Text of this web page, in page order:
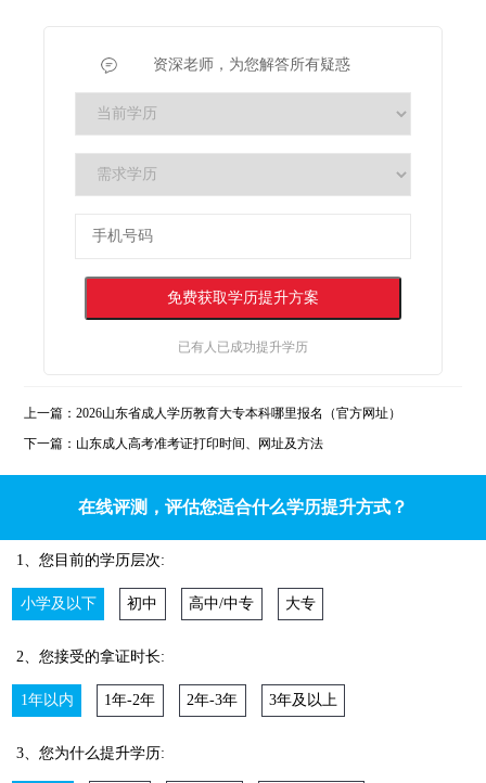
资深老师，为您解答所有疑惑
已有 人已成功提升学历
上一篇： 2026山东省成人学历教育大专本科哪里报名（官方网址）
下一篇： 山东成人高考准考证打印时间、网址及方法
在线评测，评估您适合什么学历提升方式？
1、您目前的学历层次:
小学及以下 初中 高中/中专 大专
2、您接受的拿证时长:
1年以内 1年-2年 2年-3年 3年及以上
3、您为什么提升学历: